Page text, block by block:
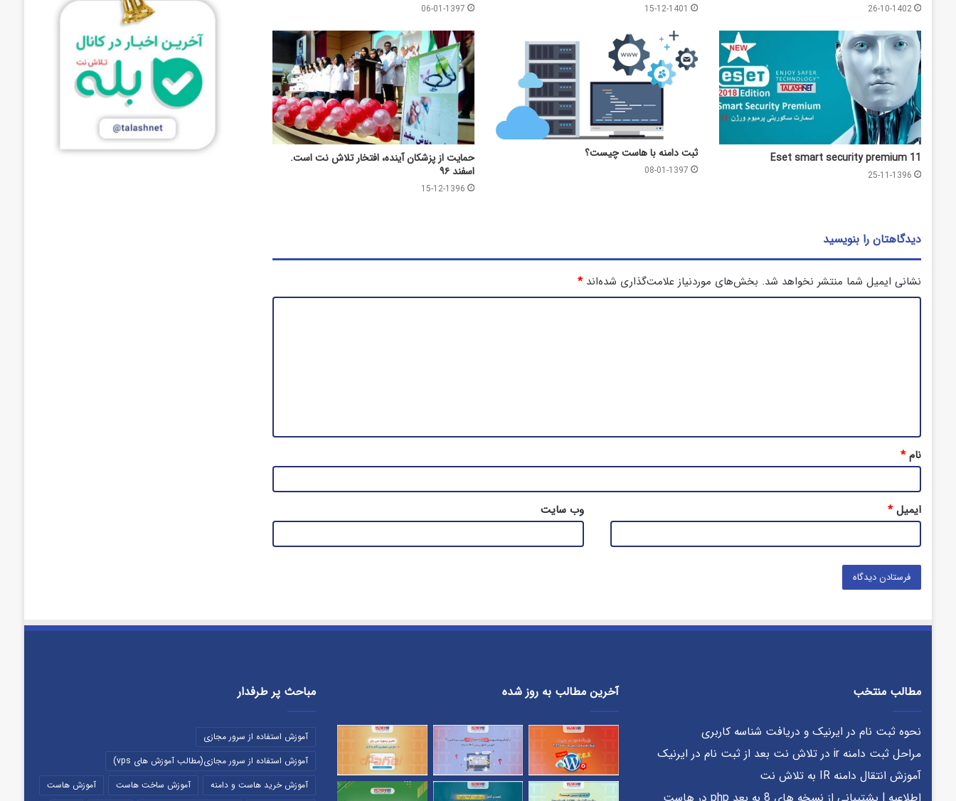
26-10-1402
15-12-1401
06-01-1397
Eset smart security premium 11
25-11-1396
ثبت دامنه با هاست چیست؟
08-01-1397
حمایت از پزشکان آینده، افتخار تلاش نت است.
اسفند ۹۶
15-12-1396
دیدگاهتان را بنویسید
نشانی ایمیل شما منتشر نخواهد شد. بخش‌های موردنیاز علامت‌گذاری شده‌اند*
*
نام*
ایمیل* وب‌ سایت
مطالب منتخب
نحوه ثبت نام در ایرنیک و دریافت شناسه کاربری
مراحل ثبت دامنه ir در تلاش نت بعد از ثبت نام در ایرنیک
آموزش انتقال دامنه IR به تلاش نت
آخرین مطالب به روز شده مباحث پر طرفدار
آموزش استفاده از سرور مجازی
آموزش استفاده از سرور مجازی(مطالب آموزش های vps)
آموزش خرید هاست و دامنه
آموزش ساخت هاست آموزش هاست